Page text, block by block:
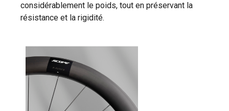
considérablement le poids, tout en préservant la
résistance et la rigidité.